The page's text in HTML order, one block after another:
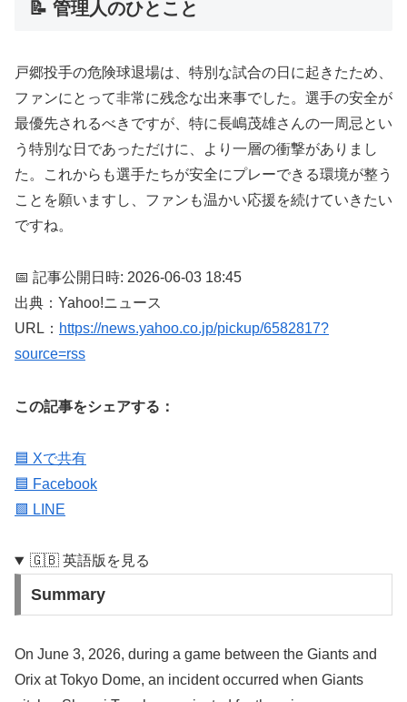
📝 管理人のひとこと
戸郷投手の危険球退場は、特別な試合の日に起きたため、
ファンにとって非常に残念な出来事でした。選手の安全が
最優先されるべきですが、特に長嶋茂雄さんの一周忌とい
う特別な日であっただけに、より一層の衝撃がありまし
た。これからも選手たちが安全にプレーできる環境が整う
ことを願いますし、ファンも温かい応援を続けていきたい
ですね。
📅 記事公開日時: 2026-06-03 18:45
出典：Yahoo!ニュース
URL： https://news.yahoo.co.jp/pickup/6582817?
source=rss
この記事をシェアする：
🟦 Xで共有
🟦 Facebook
🟩 LINE
🇬🇧 英語版を見る
Summary
On June 3, 2026, during a game between the Giants and
Orix at Tokyo Dome, an incident occurred when Giants